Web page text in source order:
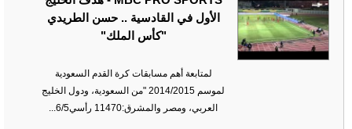
الأول في القادسية .. حسن الطريدي
"كأس الملك"
لمتابعة أهم مسابقات كرة القدم السعودية
لموسم 2014/2015 "من السعودية، ودول الخليج
العربي، ومصر والمشرق:11470 رأسي6/5...